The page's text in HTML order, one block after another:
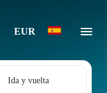
EUR
Ida y vuelta